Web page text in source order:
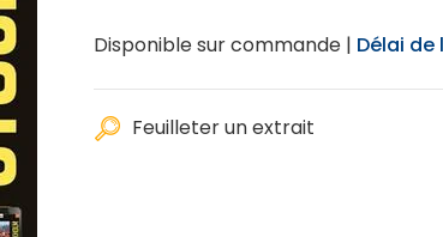
Disponible sur commande | Délai de
Feuilleter un extrait